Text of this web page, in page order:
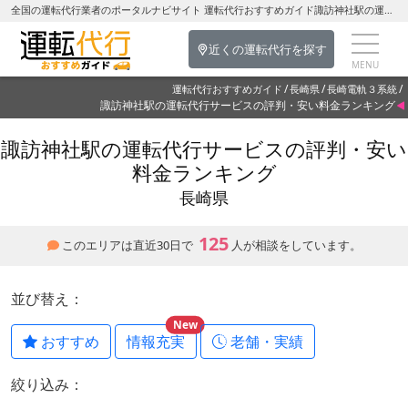
全国の運転代行業者のポータルナビサイト 運転代行おすすめガイド諏訪神社駅の運転代行を探す-長崎県の運転代行
近くの運転代行を探す
運転代行おすすめガイド 長崎県 長崎電軌３系統
諏訪神社駅の運転代行サービスの評判・安い料金ランキング
諏訪神社駅の運転代行サービスの評判・安い
料金ランキング
長崎県
このエリアは直近30日で 125 人が相談をしています。
並び替え：
おすすめ 情報充実
New
老舗・実績
絞り込み：